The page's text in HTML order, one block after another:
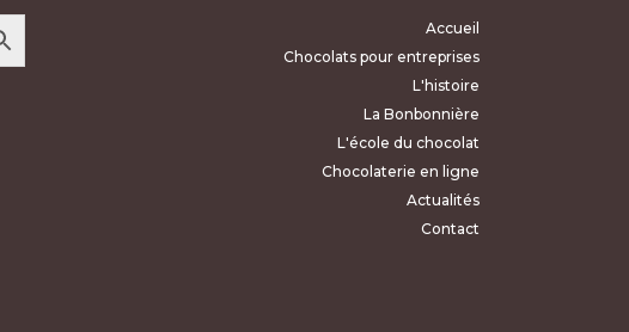
Accueil
Chocolats pour entreprises
L'histoire
La Bonbonnière
L'école du chocolat
Chocolaterie en ligne
Actualités
Contact